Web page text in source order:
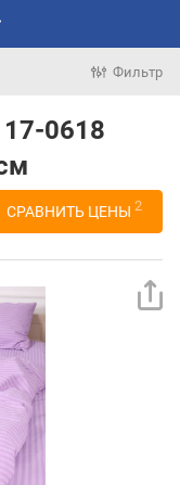
Фильтр
17-0618
СРАВНИТЬ ЦЕНЫ 2